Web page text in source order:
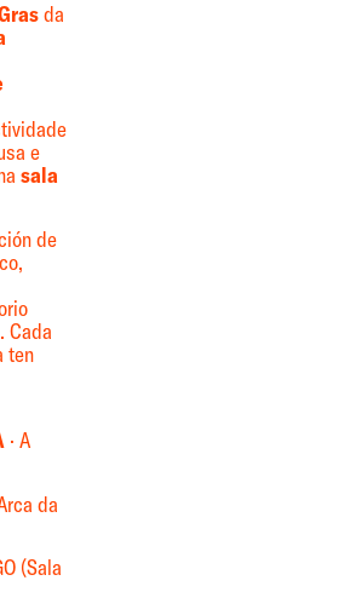
da
e
sala
de
Cada
ten
· A
da
(Sala